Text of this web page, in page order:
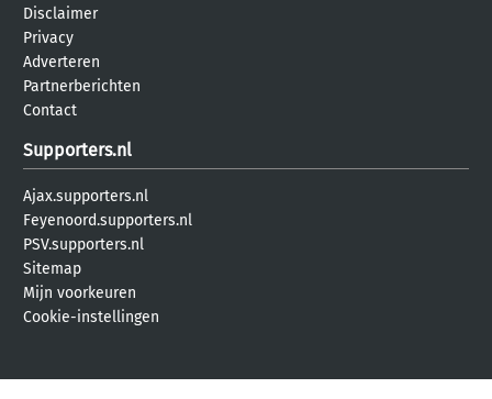
Disclaimer
Privacy
Adverteren
Partnerberichten
Contact
Supporters.nl
Ajax.supporters.nl
Feyenoord.supporters.nl
PSV.supporters.nl
Sitemap
Mijn voorkeuren
Cookie-instellingen